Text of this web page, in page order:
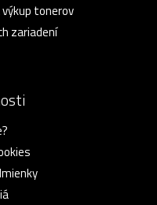
výkup tonerov
zariadení